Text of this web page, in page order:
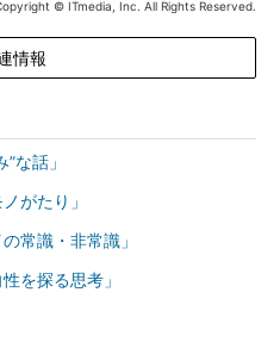
© ITmedia, Inc. All Rights Reserved.
情報
な話」
がたり」
常識・非常識」
を探る思考」